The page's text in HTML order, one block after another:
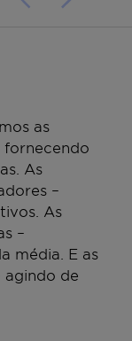
as
fornecendo
As
–
As
–
média. E as
agindo de